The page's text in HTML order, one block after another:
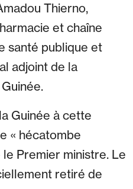
Thierno,
et chaîne
santé publique et
adjoint de la
Guinée à cette
« hécatombe
Premier ministre. Le
retiré de